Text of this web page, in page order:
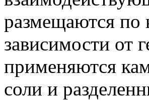
размещаются по
зависимости от
применяются
соли и